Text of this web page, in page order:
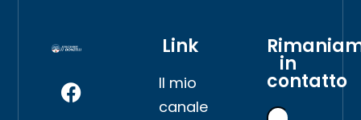
Link
Il mio
canale
in
contatto